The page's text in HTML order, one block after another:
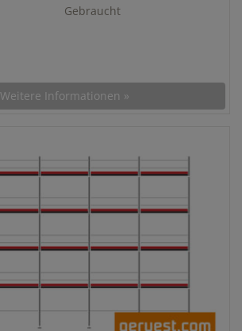
Gebraucht
Weitere Informationen »